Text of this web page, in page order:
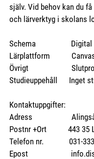
själv. Vid behov kan du
och lärverktyg i skolans
Schema Digital
Lärplattform
Övrigt Slutprov
Studieuppehåll Inget
Kontaktuppgifter:
Adress
Postnr +Ort 443 35
Telefon nr. 031-
Epost